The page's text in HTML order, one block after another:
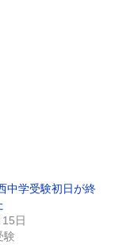
中学受験初日が終
日
験